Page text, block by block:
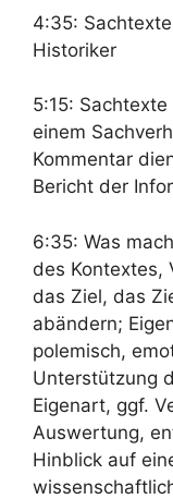
4:35:
Historiker
5:15:
einem
Kommentar
Bericht der
6:35: Was
des Kontextes,
das Ziel, das
abändern;
polemisch,
Unterstützung
Eigenart, ggf.
Auswertung,
Hinblick auf